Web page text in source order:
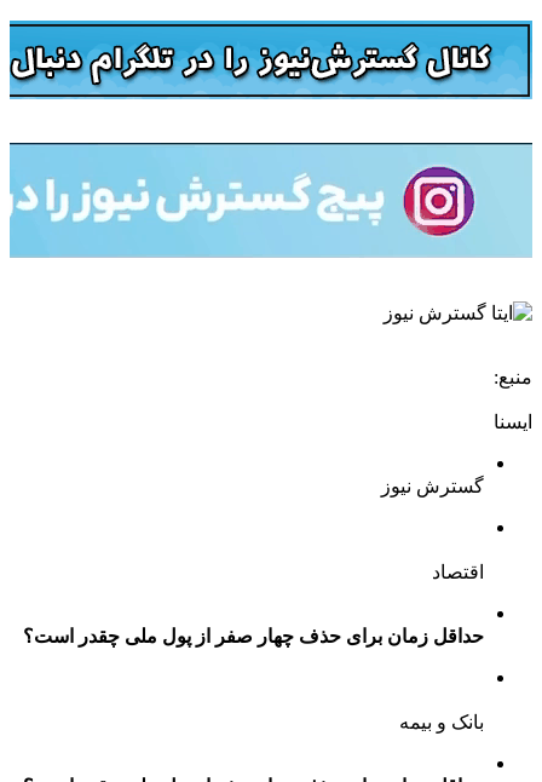
منبع:
ایسنا
گسترش نیوز
اقتصاد
حداقل زمان برای حذف چهار صفر از پول ملی چقدر است؟
بانک و بیمه